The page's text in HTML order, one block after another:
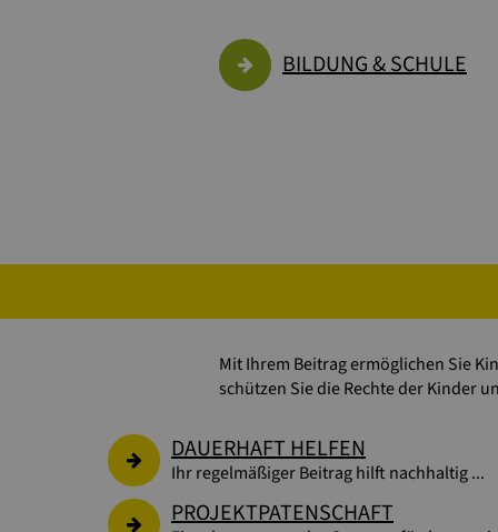
BILDUNG & SCHULE
Mit Ihrem Beitrag ermöglichen Sie
schützen Sie die Rechte der Kinder
DAUERHAFT HELFEN
Ihr regelmäßiger Beitrag hilft nachhaltig ...
PROJEKTPATENSCHAFT